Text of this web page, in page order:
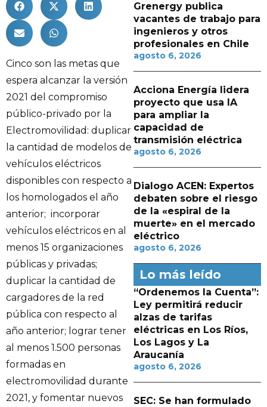
Cinco son las metas que
espera alcanzar la versión
2021 del compromiso
público-privado por la
Electromovilidad: duplicar
la cantidad de modelos de
vehículos eléctricos
disponibles con respecto a
los homologados el año
anterior; incorporar
vehículos eléctricos en al
menos 15 organizaciones
públicas y privadas;
duplicar la cantidad de
cargadores de la red
pública con respecto al
año anterior; lograr tener
al menos 1.500 personas
formadas en
electromovilidad durante
2021, y fomentar nuevos
Grenergy publica
vacantes de trabajo para
ingenieros y otros
profesionales en Chile
agosto 6, 2026
Acciona Energía lidera
proyecto que usa IA
para ampliar la
capacidad de
transmisión eléctrica
agosto 6, 2026
Dialogo ACEN: Expertos
debaten sobre el riesgo
de la «espiral de la
muerte» en el mercado
eléctrico
agosto 6, 2026
Lo más leído
“Ordenemos la Cuenta”:
Ley permitirá reducir
alzas de tarifas
eléctricas en Los Ríos,
Los Lagos y La
Araucanía
agosto 6, 2026
SEC: Se han formulado